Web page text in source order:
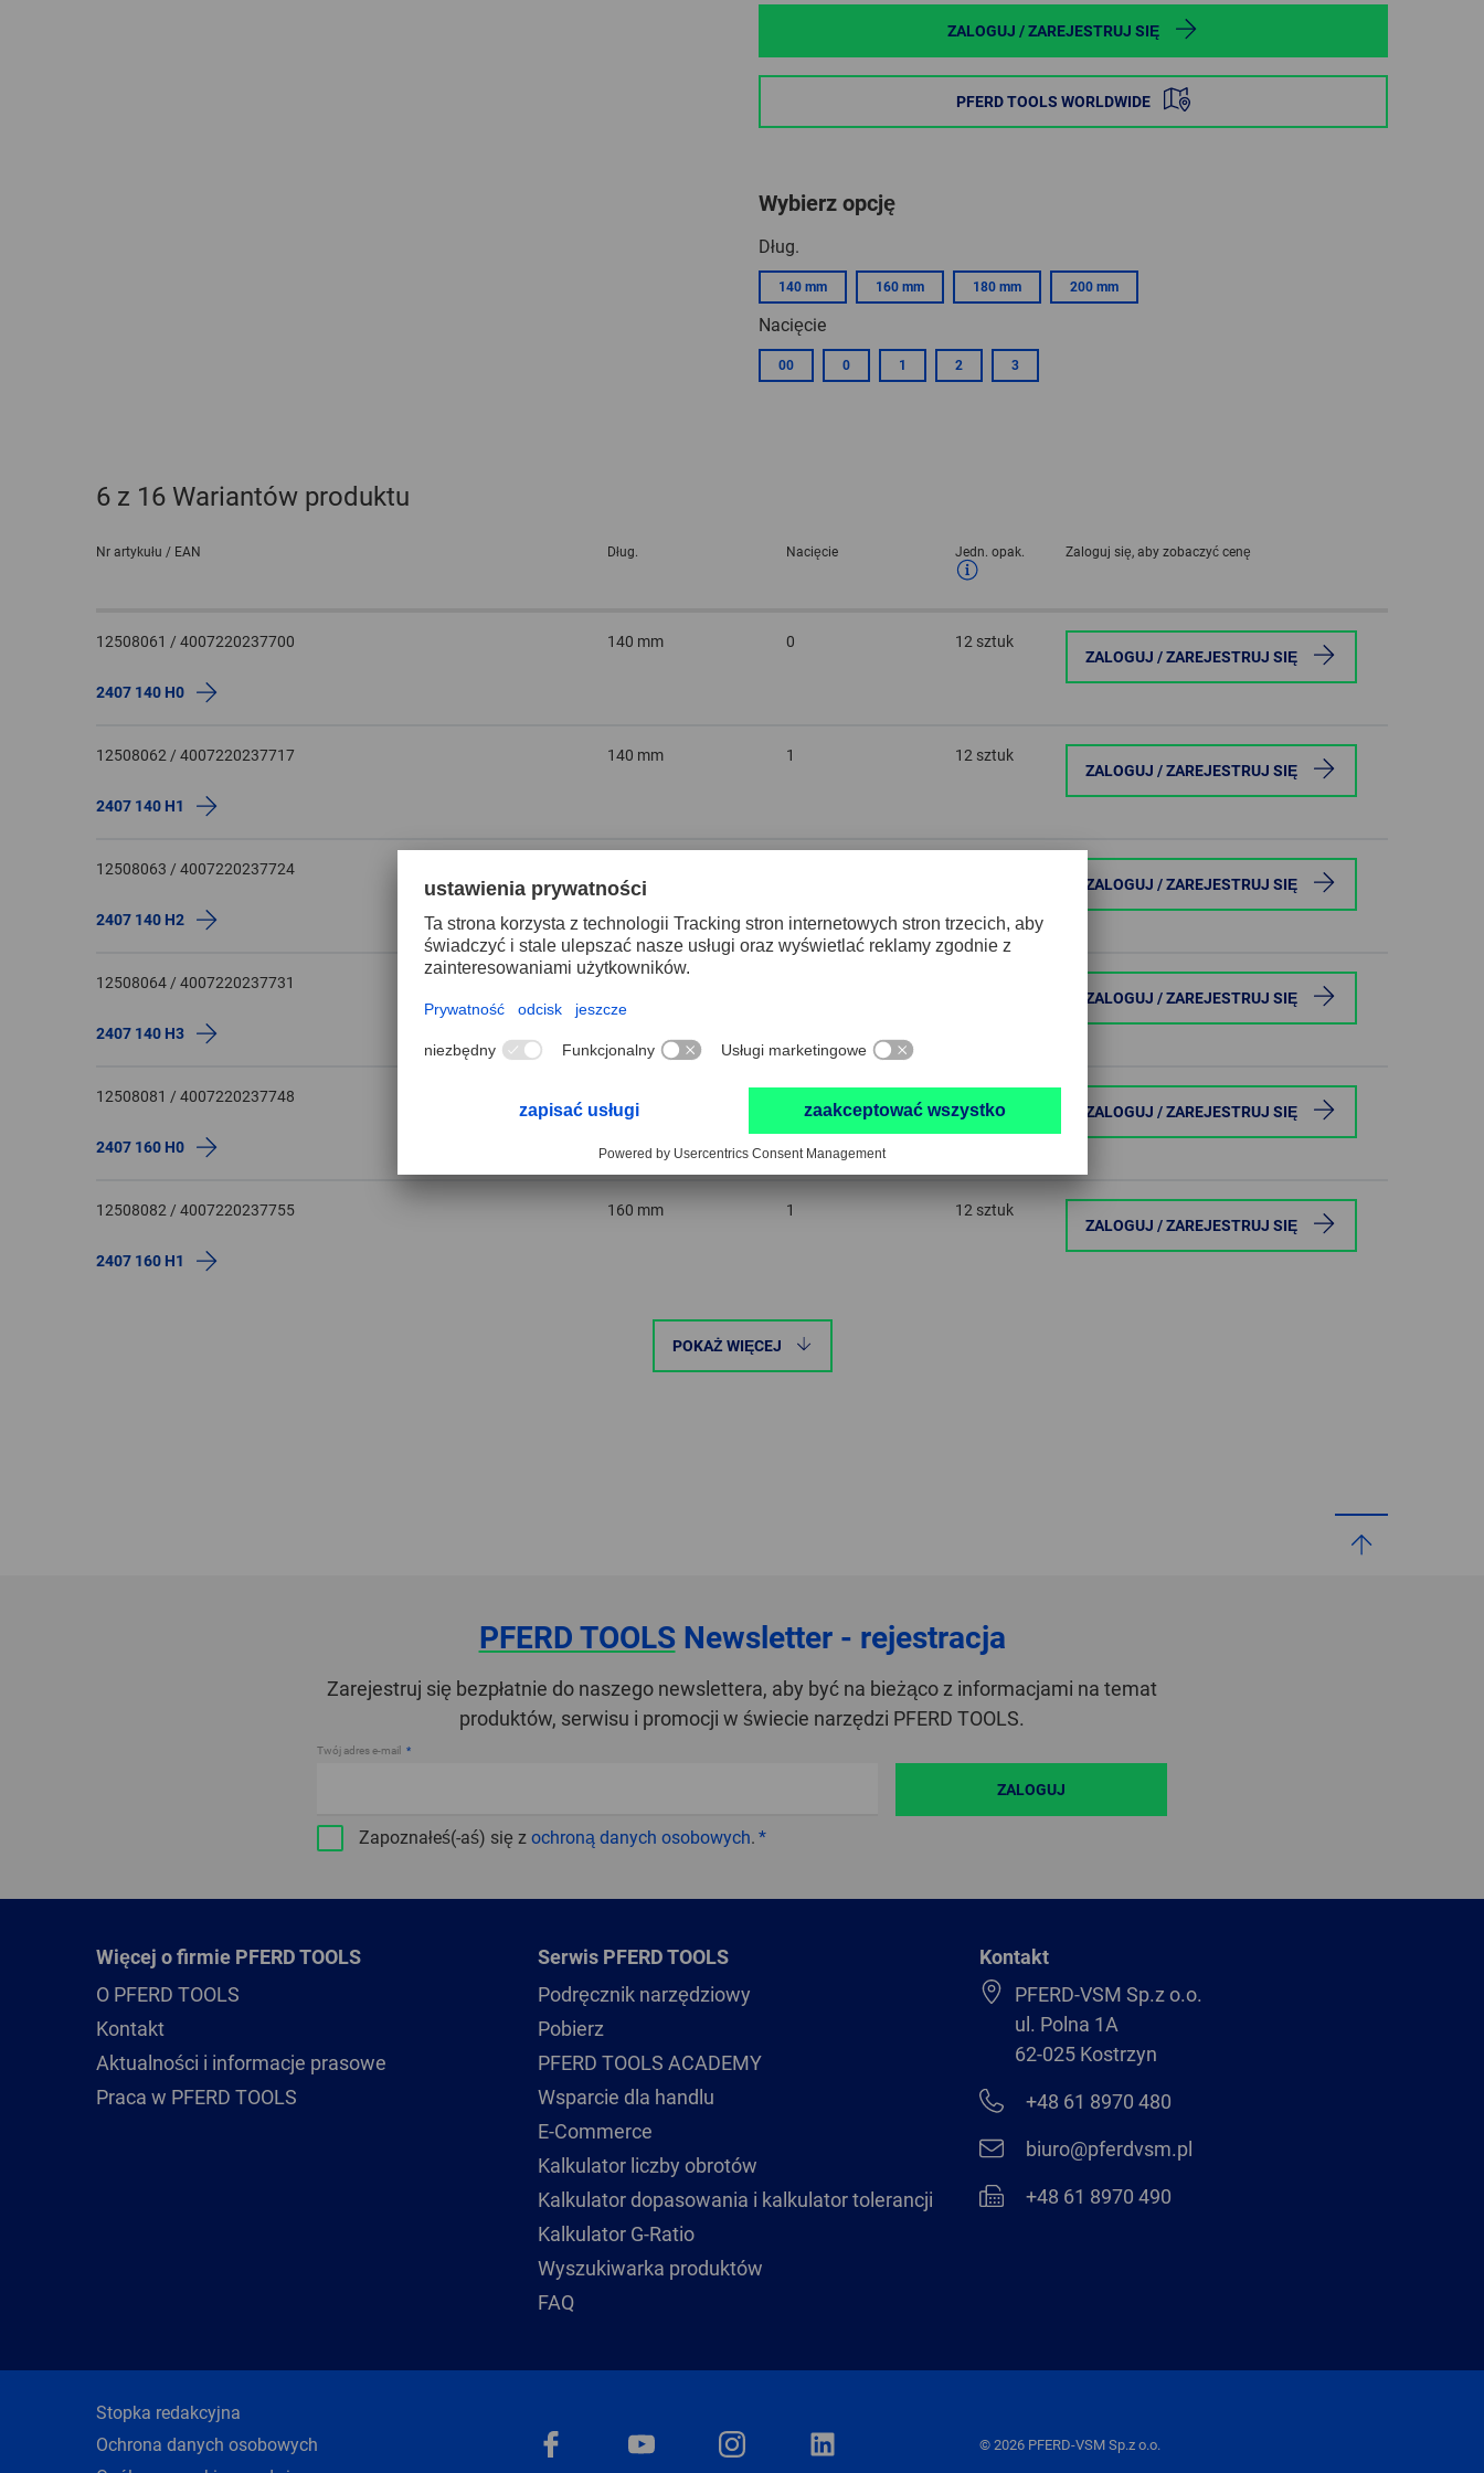
SPAIN
SWEDEN
ENGLISH
INTERNATIONAL
ZALOGUJ / ZAREJESTRUJ SIĘ
PFERD TOOLS WORLDWIDE
Wybierz opcję
Dług.
140 mm 160 mm 180 mm 200 mm
Nacięcie
00 0 1 2 3
6 z 16 Wariantów produktu
Nr artykułu / EAN Dług. Nacięcie Jedn. opak. Zaloguj się, aby zobaczyć cenę
12508061 / 4007220237700
2407 140 H0
140 mm 0
12 sztuk
ZALOGUJ / ZAREJESTRUJ SIĘ
12508062 / 4007220237717
2407 140 H1
140 mm 1
12 sztuk
ZALOGUJ / ZAREJESTRUJ SIĘ
12508063 / 4007220237724
2407 140 H2
ZALOGUJ / ZAREJESTRUJ SIĘ
12508064 / 4007220237731
2407 140 H3
ZALOGUJ / ZAREJESTRUJ SIĘ
12508081 / 4007220237748
2407 160 H0
ZALOGUJ / ZAREJESTRUJ SIĘ
12508082 / 4007220237755
2407 160 H1
160 mm 1
12 sztuk
ZALOGUJ / ZAREJESTRUJ SIĘ
POKAŻ WIĘCEJ
PFERD TOOLSNewsletter - rejestracja
Zarejestruj się bezpłatnie do naszego newslettera, aby być na bieżąco z informacjami na temat
produktów, serwisu i promocji w świecie narzędzi PFERD TOOLS.
Twój adres e-mail
Zapoznałeś(-aś) się z ochroną danych osobowych.
ZALOGUJ
Więcej o firmie PFERD TOOLS
O PFERD TOOLS
Kontakt
Aktualności i informacje prasowe
Praca w PFERD TOOLS
Serwis PFERD TOOLS
Podręcznik narzędziowy
Pobierz
PFERD TOOLS ACADEMY
Wsparcie dla handlu
E-Commerce
Kalkulator liczby obrotów
Kalkulator dopasowania i kalkulator tolerancji
Kalkulator G-Ratio
Wyszukiwarka produktów
FAQ
Kontakt
PFERD-VSM Sp.z o.o.
ul. Polna 1A
62-025 Kostrzyn
+48 61 8970 480
biuro@pferdvsm.pl
+48 61 8970 490
Stopka redakcyjna
Ochrona danych osobowych
© 2026 PFERD-VSM Sp.z o.o.